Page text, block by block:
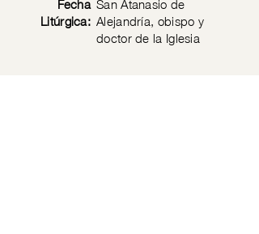
Fecha
Litúrgica:
San Atanasio de
Alejandría, obispo y
doctor de la Iglesia